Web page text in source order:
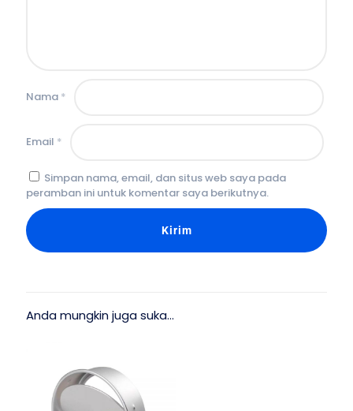
Nama *
Email *
Simpan nama, email, dan situs web saya pada
peramban ini untuk komentar saya berikutnya.
Anda mungkin juga suka…